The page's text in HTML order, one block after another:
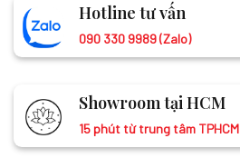
Hotline tư vấn
090 330 9989 (Zalo)
Showroom tại HCM
15 phút từ trung tâm TPHCM